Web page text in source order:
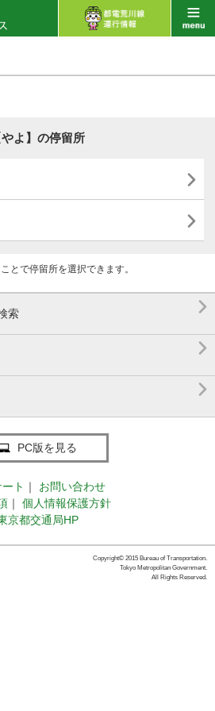
やよ】の停留所


とで停留所を選択できます。
索 


PC版を見る
ト ｜
お問い合わせ
｜
個人情報保護方針
京都交通局HP
Copyright© 2015 Bureau of Transportation.
Tokyo Metropolitan Government.
All Rights Reserved.